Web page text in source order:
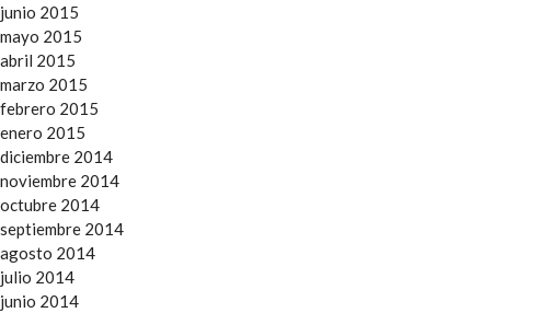
junio 2015
mayo 2015
abril 2015
marzo 2015
febrero 2015
enero 2015
diciembre 2014
noviembre 2014
octubre 2014
septiembre 2014
agosto 2014
julio 2014
junio 2014